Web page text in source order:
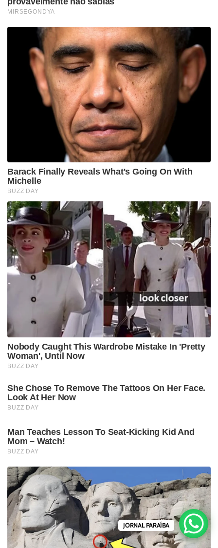
JORNAL PARAÍBA